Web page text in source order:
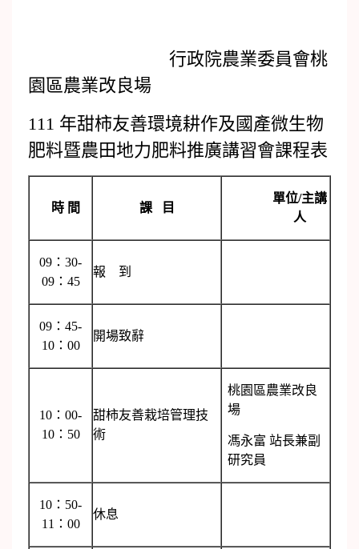
行政院農業委員會桃
園區農業改良場
111 年甜柿友善環境耕作及國產微生物
肥料暨農田地力肥料推廣講習會課程表
時 間 課 目
單位/主講
人
09：30-
09：45
報 到
09：45-
10：00
開場致辭
10：00-
10：50
甜柿友善栽培管理技
術
桃園區農業改良
場
馮永富 站長兼副
研究員
10：50-
11：00
休息